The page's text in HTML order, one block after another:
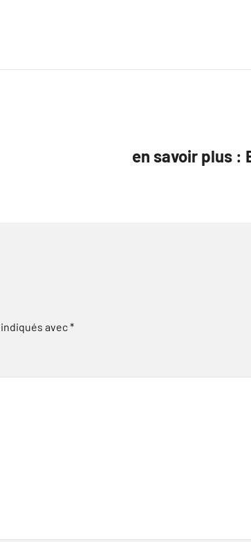
en savoir plus :
avec*